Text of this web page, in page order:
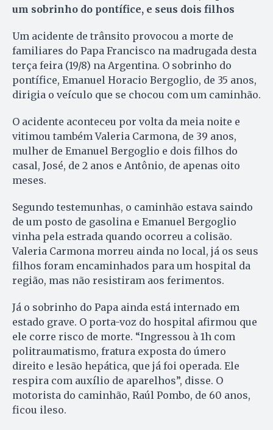
um sobrinho do pontífice, e seus dois filhos
Um acidente de trânsito provocou a morte de
familiares do Papa Francisco na madrugada desta
terça feira (19/8) na Argentina. O sobrinho do
pontífice, Emanuel Horacio Bergoglio, de 35 anos,
dirigia o veículo que se chocou com um caminhão.
O acidente aconteceu por volta da meia noite e
vitimou também Valeria Carmona, de 39 anos,
mulher de Emanuel Bergoglio e dois filhos do
casal, José, de 2 anos e Antônio, de apenas oito
meses.
Segundo testemunhas, o caminhão estava saindo
de um posto de gasolina e Emanuel Bergoglio
vinha pela estrada quando ocorreu a colisão.
Valeria Carmona morreu ainda no local, já os seus
filhos foram encaminhados para um hospital da
região, mas não resistiram aos ferimentos.
Já o sobrinho do Papa ainda está internado em
estado grave. O porta-voz do hospital afirmou que
ele corre risco de morte. “Ingressou à 1h com
politraumatismo, fratura exposta do úmero
direito e lesão hepática, que já foi operada. Ele
respira com auxílio de aparelhos”, disse. O
motorista do caminhão, Raúl Pombo, de 60 anos,
ficou ileso.